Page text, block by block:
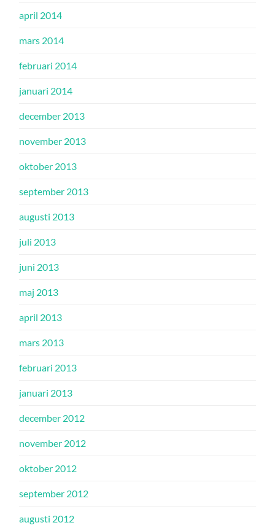
april 2014
mars 2014
februari 2014
januari 2014
december 2013
november 2013
oktober 2013
september 2013
augusti 2013
juli 2013
juni 2013
maj 2013
april 2013
mars 2013
februari 2013
januari 2013
december 2012
november 2012
oktober 2012
september 2012
augusti 2012